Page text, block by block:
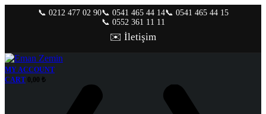
📞 0212 477 02 90📞 0541 465 44 14📞 0541 465 44 15
📞 0552 361 11 11
✉️ İletişim
MY ACCOUNT
CART
0,00 ₺